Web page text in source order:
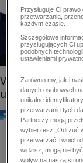
Przysługuje Ci
przetwarzania,
każdym czasie.
Szczegółowe
przysługujących Ci
podobnych
ustawieniami
Zarówno my, jak i
danych osobowych
unikalne
przetwarzanie tych
Partnerzy mogą
wybierzesz „Odrzuć
przetwarzać Twoich
widzisz, mogą nie
wpływ na naszą